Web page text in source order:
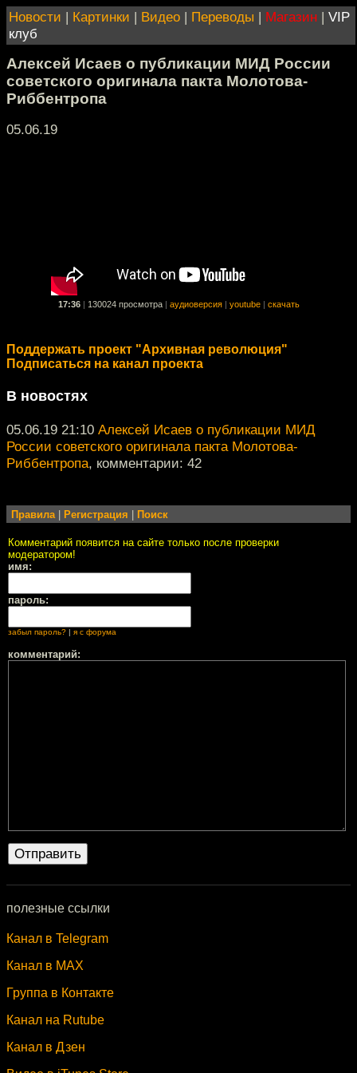
Новости | Картинки | Видео | Переводы | Магазин | VIP
клуб
Алексей Исаев о публикации МИД России
советского оригинала пакта Молотова-
Риббентропа
05.06.19
17:36 130024 просмотра аудиоверсия youtube скачать
Поддержать проект "Архивная революция"
Подписаться на канал проекта
В новостях
05.06.19 21:10 Алексей Исаев о публикации МИД
России советского оригинала пакта Молотова-
Риббентропа, комментарии: 42
Правила| Регистрация Поиск
Комментарий появится на сайте только после проверки
модератором!
имя:
пароль:
забыл пароль? я с форума
комментарий:
полезные ссылки
Канал в Telegram
Канал в MAX
Группа в Контакте
Канал на Rutube
Канал в Дзен